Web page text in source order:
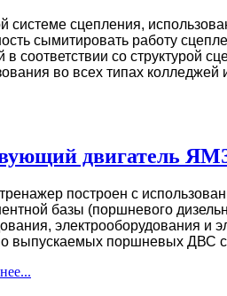
системе сцепления,
сымитировать работу
соответствии со структурой
во всех типах колледжей
двигатель
построен с
базы (поршневого
электрооборудования и
выпускаемых поршневых ДВС